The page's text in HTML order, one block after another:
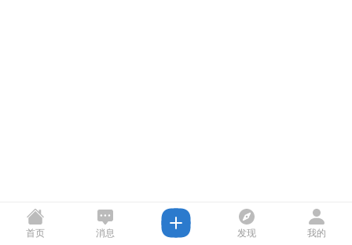
首页 消息 发现 我的